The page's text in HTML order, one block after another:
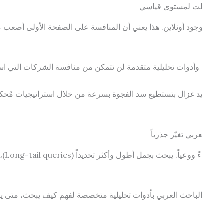
لمستوى قياسي
وأدوات تحليلية متقدمة لن تتمكن من منافسة الشركات التي
غزال بتستطيع سد الفجوة بسرعة من خلال استراتيجيات
تغيّر جذرياً
العربي بأدوات تحليلية متخصصة لفهم كيف يبحث، متى